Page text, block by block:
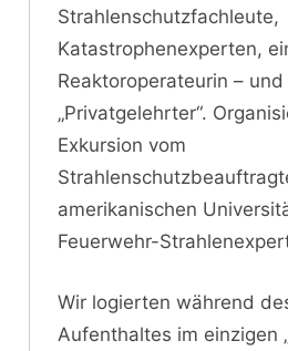
Strahlenschutzfachleute,
Katastrophenexperten,
Reaktoroperateurin – und
„Privatgelehrter“.
Exkursion vom
amerikanischen
Feuerwehr-
Wir logierten während
Aufenthaltes im einzigen